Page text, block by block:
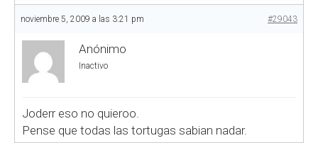
noviembre 5, 2009 a las 3:21 pm #29043
Anónimo
Inactivo
Joderr eso no quieroo.
Pense que todas las tortugas sabian nadar.